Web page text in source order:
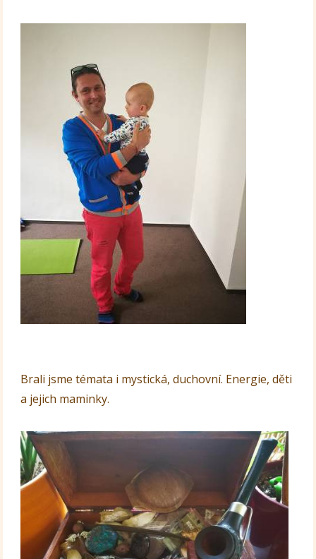
Brali jsme témata i mystická, duchovní. Energie, děti
a jejich maminky.